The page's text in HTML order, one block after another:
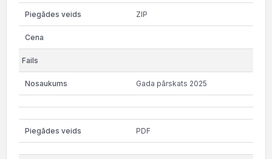
ZIP
Gada pārskats 2025
PDF